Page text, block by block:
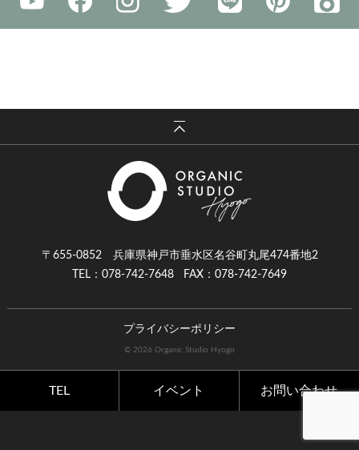
〒655-0852 兵庫県神戸市垂水区名谷町丸尾474番地2
TEL：078-742-7648
FAX：078-742-7649
プライバシーポリシー
© 2026 Organic Studio Hyogo
TEL イベント お問い合わせ